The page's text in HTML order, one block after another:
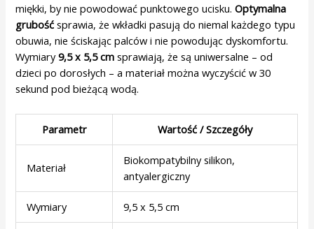
miękki, by nie powodować punktowego ucisku.Optymalna
grubość sprawia, że wkładki pasują do niemal każdego typu
obuwia, nie ściskając palców i nie powodując dyskomfortu.
Wymiary9,5 x 5,5 cm sprawiają, że są uniwersalne – od
dzieci po dorosłych – a materiał można wyczyścić w 30
sekund pod bieżącą wodą.
Parametr Wartość / Szczegóły
Materiał
Biokompatybilny silikon,
antyalergiczny
Wymiary 9,5 x 5,5 cm